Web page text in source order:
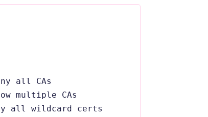
all CAs
multiple CAs
wildcard certs